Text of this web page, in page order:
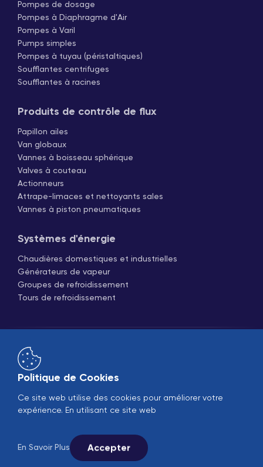
Pompes de dosage
Pompes à Diaphragme d'Air
Pompes à Varil
Pumps simples
Pompes à tuyau (péristaltiques)
Soufflantes centrifuges
Soufflantes à racines
Produits de contrôle de flux
Papillon ailes
Van globaux
Vannes à boisseau sphérique
Valves à couteau
Actionneurs
Attrape-limaces et nettoyants sales
Vannes à piston pneumatiques
Systèmes d'énergie
Chaudières domestiques et industrielles
Générateurs de vapeur
Groupes de refroidissement
Tours de refroidissement
Ventes en ligneB2B
Suivez-nous sur les réseaux sociaux.
Politique de Cookies
Ce site web utilise des cookies pour améliorer votre
expérience. En utilisant ce site web
En Savoir Plus Accepter